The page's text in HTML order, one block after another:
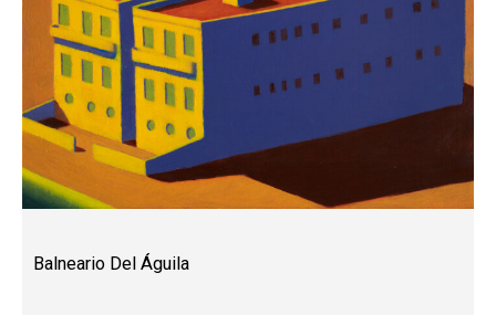
Balneario Del Águila